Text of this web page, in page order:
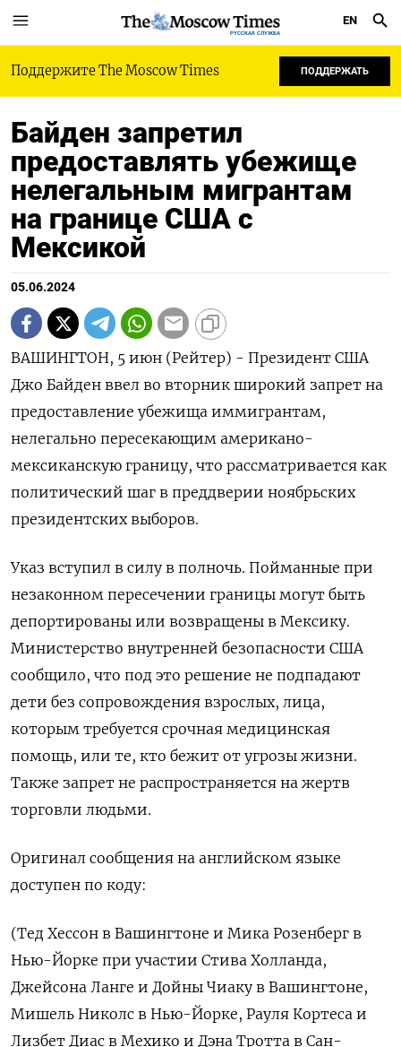
РУССКАЯ СЛУЖБА
EN
Поддержите The Moscow Times ПОДДЕРЖАТЬ
Байден запретил
предоставлять убежище
нелегальным мигрантам
на границе США c
Мексикой
05.06.2024
ВАШИНГТОН, 5 июн (Рейтер) - Президент США
Джо Байден ввел во вторник широкий запрет на
предоставление убежища иммигрантам,
нелегально пересекающим американо-
мексиканскую границу, что рассматривается как
политический шаг в преддверии ноябрьских
президентских выборов.
Указ вступил в силу в полночь. Пойманные при
незаконном пересечении границы могут быть
депортированы или возвращены в Мексику.
Министерство внутренней безопасности США
сообщило, что под это решение не подпадают
дети без сопровождения взрослых, лица,
которым требуется срочная медицинская
помощь, или те, кто бежит от угрозы жизни.
Также запрет не распространяется на жертв
торговли людьми.
Оригинал сообщения на английском языке
доступен по коду:
(Тед Хессон в Вашингтоне и Мика Розенберг в
Нью-Йорке при участии Стива Холланда,
Джейсона Ланге и Дойны Чиаку в Вашингтоне,
Мишель Николс в Нью-Йорке, Рауля Кортеса и
Лизбет Диас в Мехико и Дэна Тротта в Сан-